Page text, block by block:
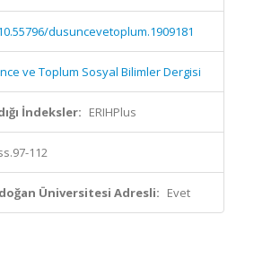
dusuncevetoplum.1909181
ve Toplum Sosyal Bilimler Dergisi
İndeksler: ERIHPlus
112
Üniversitesi Adresli: Evet